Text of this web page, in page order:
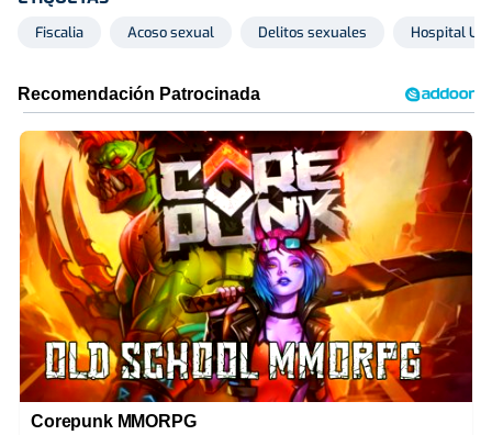
Fiscalia Acoso sexual Delitos sexuales Hospital
Corepunk MMORPG